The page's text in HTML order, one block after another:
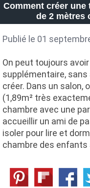
Comment créer
de 2 mètres
Publié le 01
On peut toujours
supplémentaire,
créer. Dans un salon,
(1,89m² très
chambre avec une
accueillir un ami de
isoler pour lire et
chambre des enfants